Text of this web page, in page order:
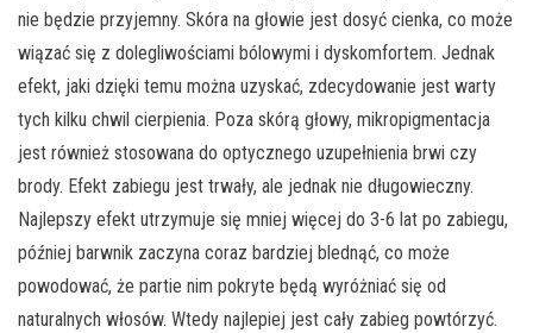
nie będzie przyjemny. Skóra na głowie jest dosyć cienka, co może
wiązać się z dolegliwościami bólowymi i dyskomfortem. Jednak
efekt, jaki dzięki temu można uzyskać, zdecydowanie jest warty
tych kilku chwil cierpienia. Poza skórą głowy, mikropigmentacja
jest również stosowana do optycznego uzupełnienia brwi czy
brody. Efekt zabiegu jest trwały, ale jednak nie długowieczny.
Najlepszy efekt utrzymuje się mniej więcej do 3-6 lat po zabiegu,
później barwnik zaczyna coraz bardziej blednąć, co może
powodować, że partie nim pokryte będą wyróżniać się od
naturalnych włosów. Wtedy najlepiej jest cały zabieg powtórzyć.